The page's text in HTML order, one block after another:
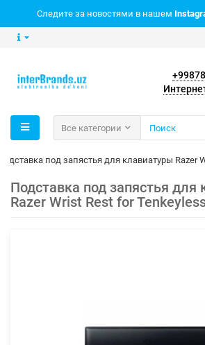
Следите за новостями в нашем
Все категории
под запястья для клавиатуры Razer
Подставка под запястья для
Razer Wrist Rest for